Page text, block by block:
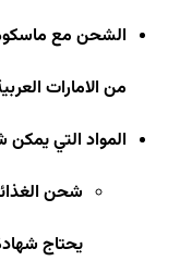
الشحن مع
من الامارات
المواد التي
شحن
يحتاج